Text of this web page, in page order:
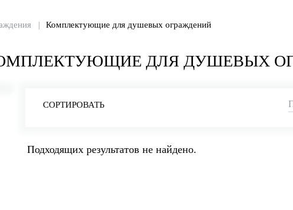
Комплектующие для душевых ограждений
ДЛЯ ДУШЕВЫХ
СОРТИРОВАТЬ
Подходящих результатов не найдено.